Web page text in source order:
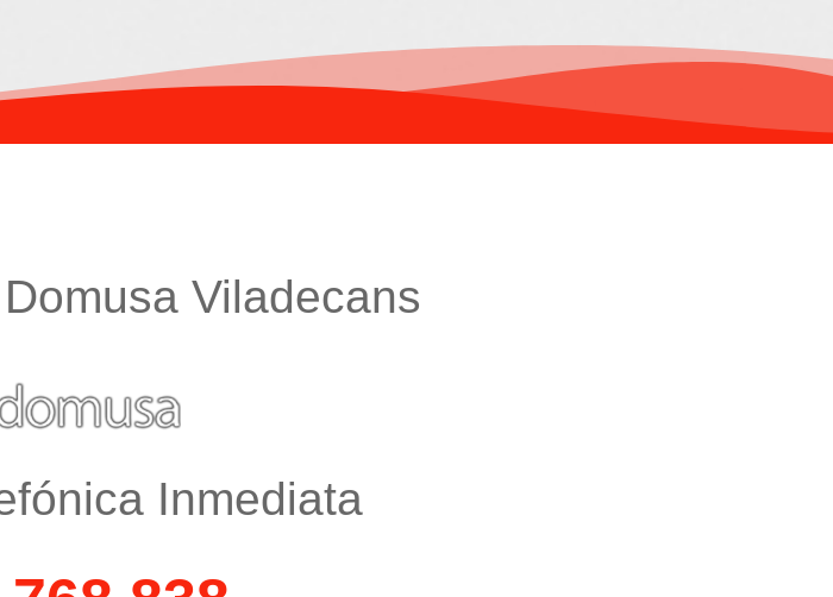
Viladecans
Inmediata